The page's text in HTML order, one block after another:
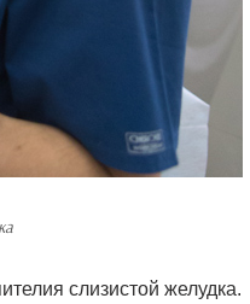
слизистой желудка.